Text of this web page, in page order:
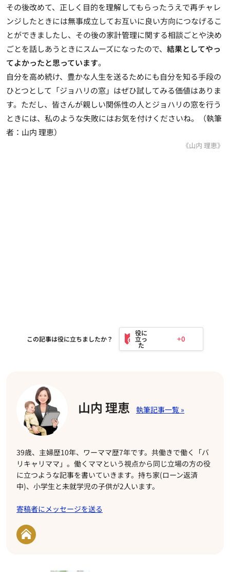
その後改めて、正しく目的を理解してもらったうえで再チャレ
ンジしたときには無事成立してお互いに良い方向につなげるこ
とができましたし、その後の家計管理に関する相談ごとや決め
ごとを話しあうときにスムーズになったので、 結果としてやっ
てよかったと思っています。
自分を高め続け、豊かな人生を送るためにも自分を知る手段の
ひとつとして「ジョハリの窓」はぜひ試してみる価値はありま
す。ただし、皆さんが親しい関係性の人とジョハリの窓を行う
ときには、私のような失敗にはお気を付けくださいね。（執筆
者：山内 理恵）
《山内 理恵》
この記事は役に立ちましたか？ +0
山内 理恵
39歳、主婦歴10年、ワーママ歴7年です。共働きで働く「バ
リキャリママ」。働くママという視点から同じ立場の方の役
に立つような記事を書いていきます。持ち家(ローン返済
中)、小学生と未就学児の子供が2人います。
寄稿者にメッセージを送る